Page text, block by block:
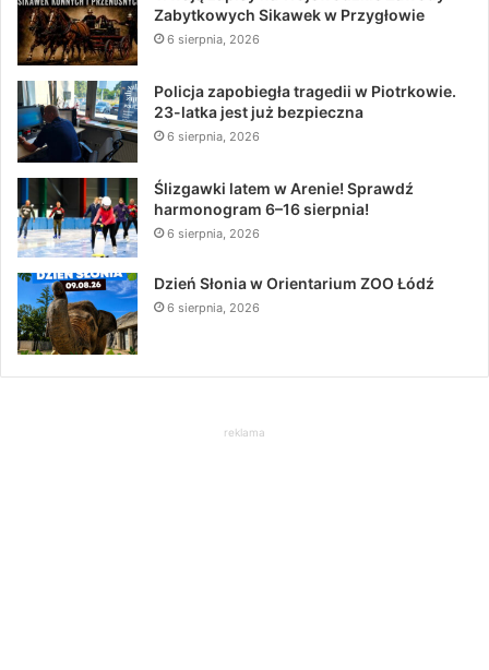
Zabytkowych Sikawek w Przygłowie
6 sierpnia, 2026
Policja zapobiegła tragedii w Piotrkowie.
23-latka jest już bezpieczna
6 sierpnia, 2026
Ślizgawki latem w Arenie! Sprawdź
harmonogram 6–16 sierpnia!
6 sierpnia, 2026
Dzień Słonia w Orientarium ZOO Łódź
6 sierpnia, 2026
reklama